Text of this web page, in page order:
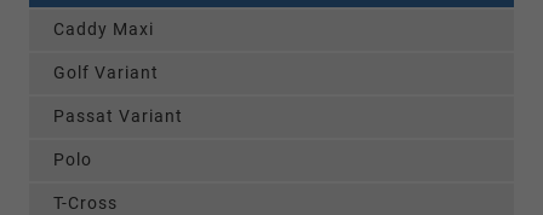
Caddy Maxi
Golf Variant
Passat Variant
Polo
T-Cross